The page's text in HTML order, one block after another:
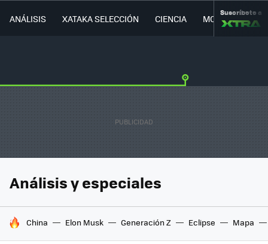
ANÁLISIS XATAKA SELECCIÓN CIENCIA MOVILIDAD
Suscríbete a
Análisis y especiales
HOY SE HABLA DE
China Elon Musk Generación Z Eclipse Mapa